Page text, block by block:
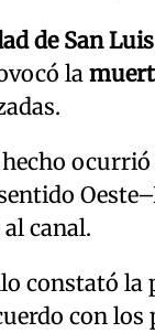
de San Luis
la
canal.
constató la
con